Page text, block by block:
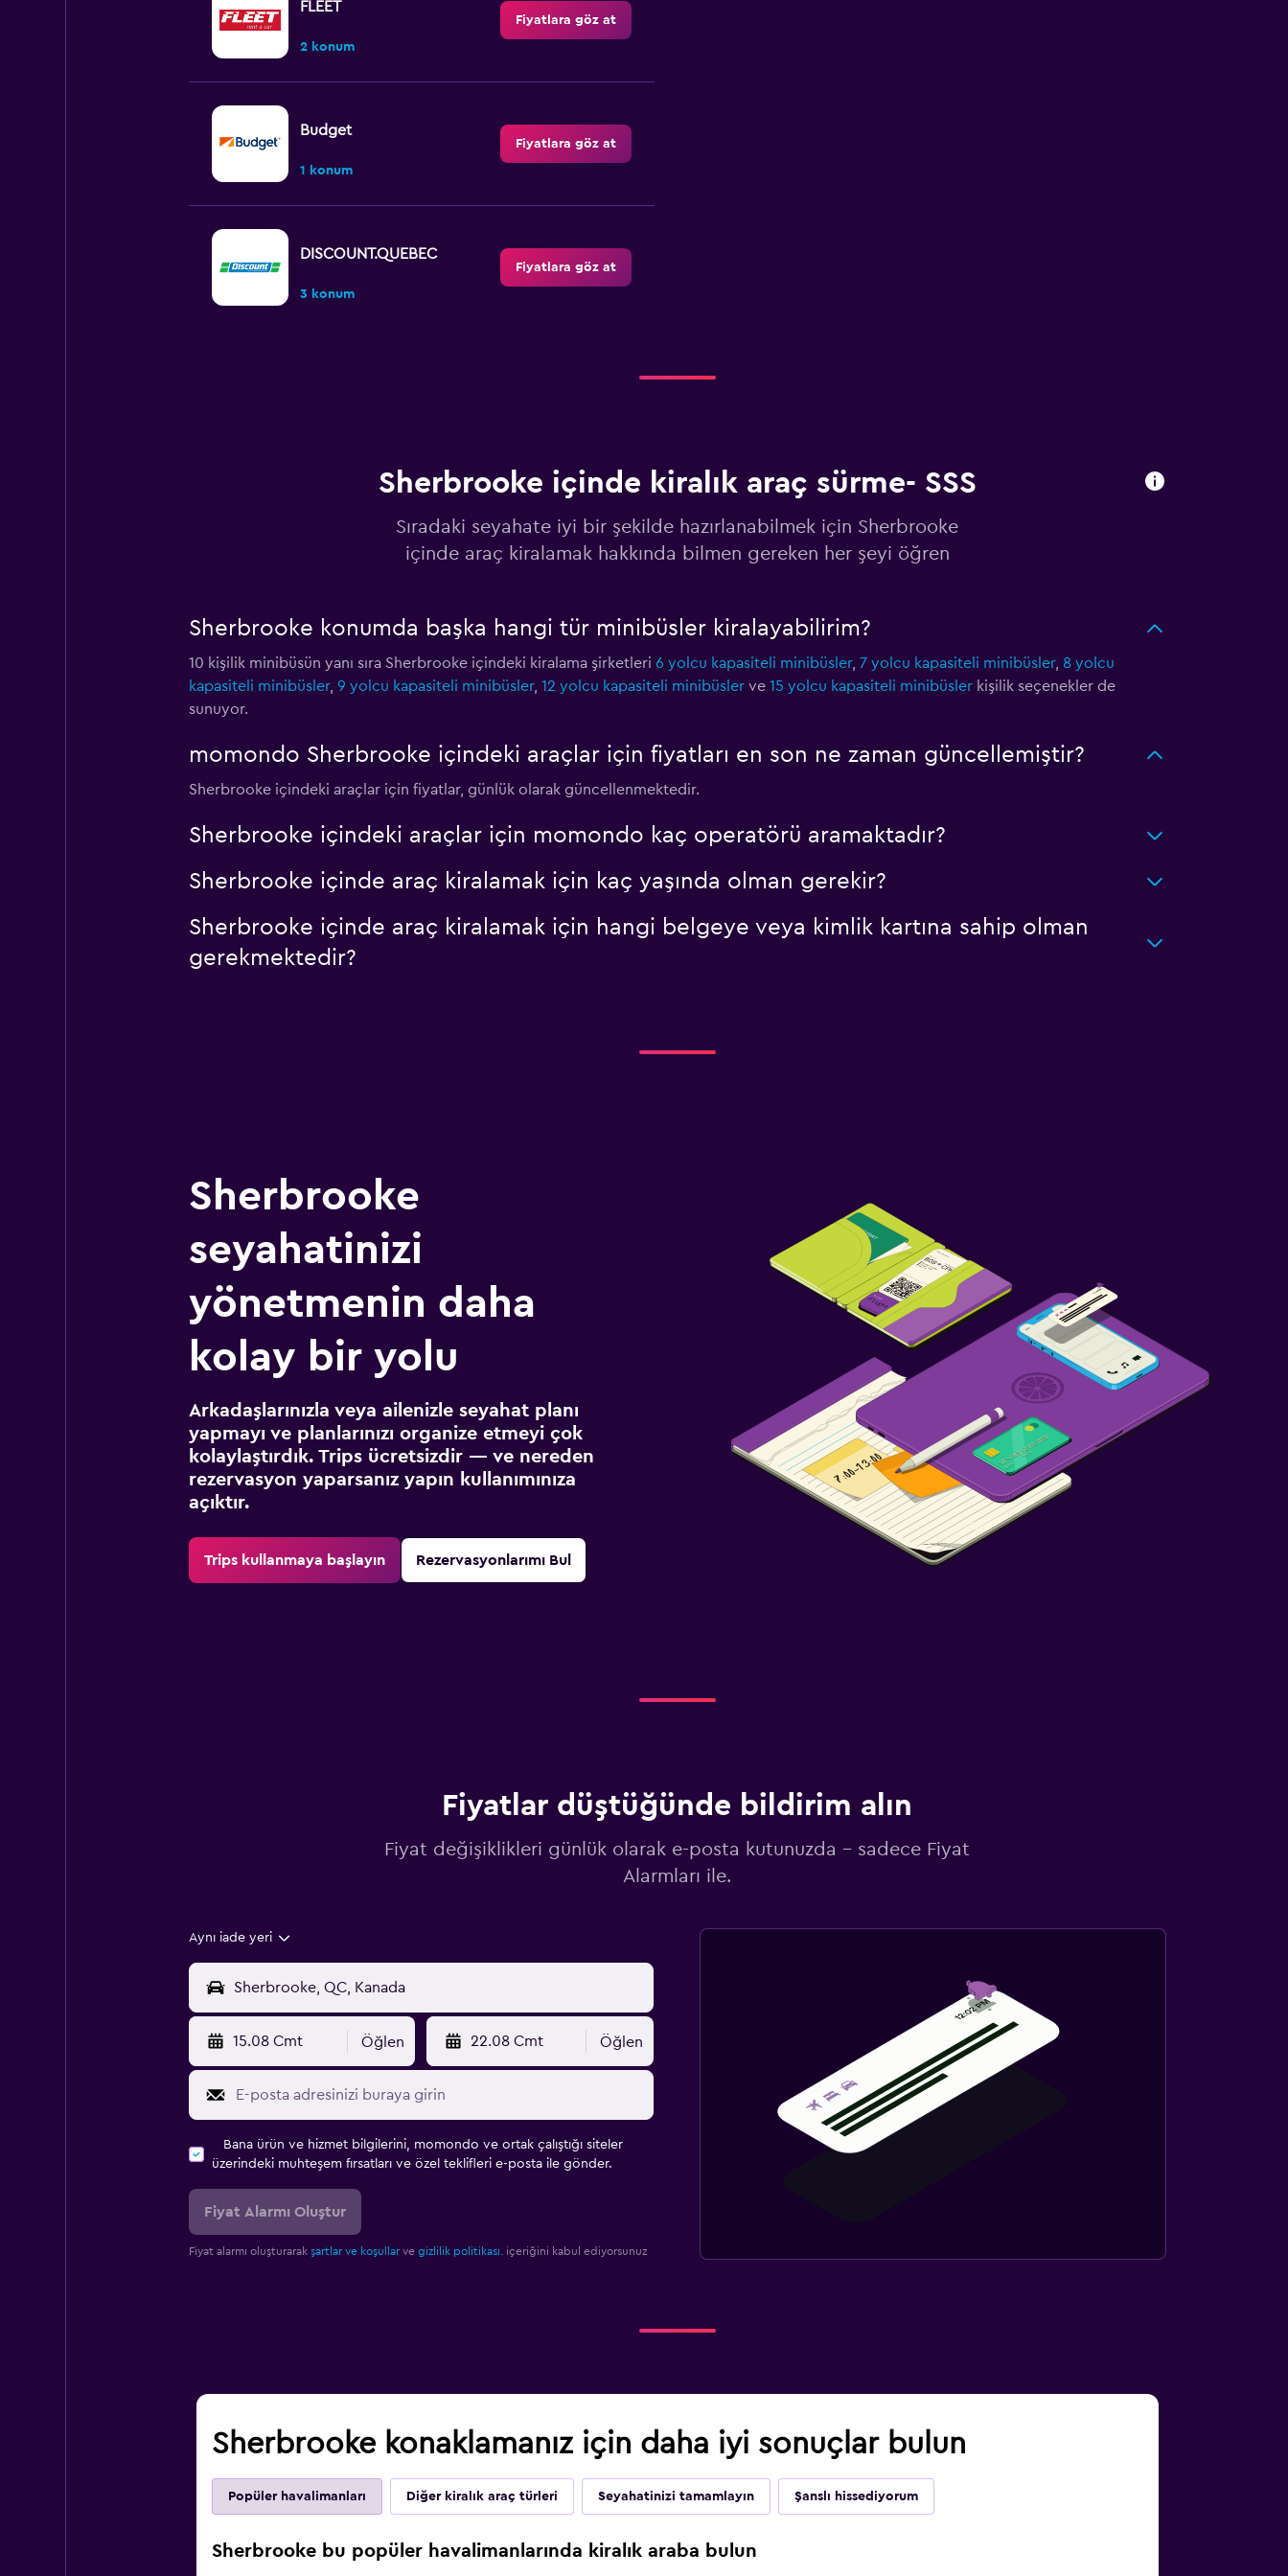
FLEET
2 konum
Fiyatlara göz at
Budget
1 konum
Fiyatlara göz at
DISCOUNT.QUEBEC
3 konum
Fiyatlara göz at
Fiyatlara göz at
Europcar
2 konum
Sherbrooke içinde kiralık araç sürme- SSS
Sıradaki seyahate iyi bir şekilde hazırlanabilmek için Sherbrooke
içinde araç kiralamak hakkında bilmen gereken her şeyi öğren
Sherbrooke konumda başka hangi tür minibüsler kiralayabilirim?
10 kişilik minibüsün yanı sıra Sherbrooke içindeki kiralama şirketleri 6 yolcu kapasiteli minibüsler, 7 yolcu kapasiteli minibüsler, 8 yolcu
kapasiteli minibüsler, 9 yolcu kapasiteli minibüsler, 12 yolcu kapasiteli minibüslerve 15 yolcu kapasiteli minibüslerkişilik seçenekler de
sunuyor.
momondo Sherbrooke içindeki araçlar için fiyatları en son ne zaman güncellemiştir?
Sherbrooke içindeki araçlar için fiyatlar, günlük olarak güncellenmektedir.
Sherbrooke içindeki araçlar için momondo kaç operatörü aramaktadır?
Sherbrooke içinde araç kiralamak için kaç yaşında olman gerekir?
Sherbrooke içinde araç kiralamak için hangi belgeye veya kimlik kartına sahip olman
gerekmektedir?
Sherbrooke
seyahatinizi
yönetmenin daha
kolay bir yolu
Arkadaşlarınızla veya ailenizle seyahat planı
yapmayı ve planlarınızı organize etmeyi çok
kolaylaştırdık. Trips ücretsizdir — ve nereden
rezervasyon yaparsanız yapın kullanımınıza
açıktır.
Trips kullanmaya başlayın Rezervasyonlarımı Bul
Fiyatlar düştüğünde bildirim alın
Fiyat değişiklikleri günlük olarak e-posta kutunuzda - sadece Fiyat
Alarmları ile.
Aynı iade yeri
15.08 Cmt Öğlen 22.08 Cmt Öğlen
Bana ürün ve hizmet bilgilerini, momondo ve ortak çalıştığı siteler
üzerindeki muhteşem fırsatları ve özel teklifleri e-posta ile gönder.
Fiyat Alarmı Oluştur
Fiyat alarmı oluşturarak şartlar ve koşullarve gizlilik politikası. içeriğini kabul ediyorsunuz
Sherbrooke konaklamanız için daha iyi sonuçlar bulun
Popüler havalimanları Diğer kiralık araç türleri Seyahatinizi tamamlayın Şanslı hissediyorum
Sherbrooke bu popüler havalimanlarında kiralık araba bulun